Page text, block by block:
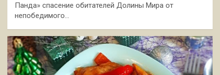
Панда» спасение обитателей Долины Мира от
непобедимого…